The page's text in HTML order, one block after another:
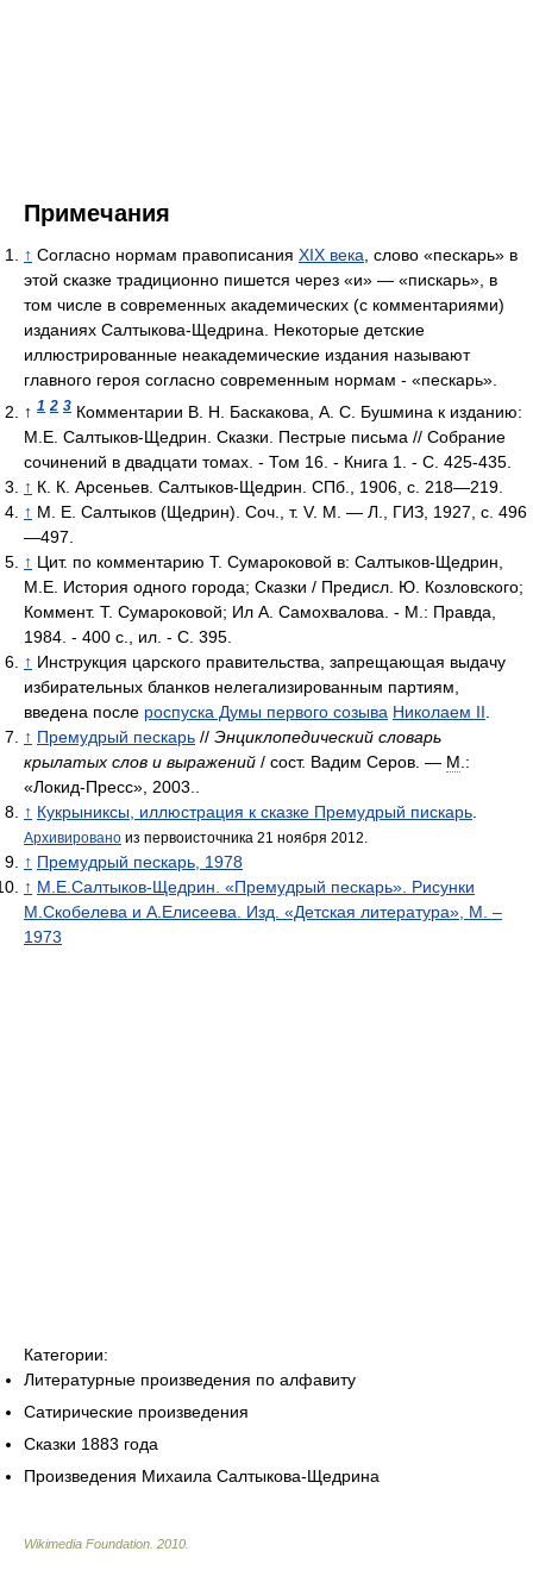
Примечания
↑ Согласно нормам правописания XIX века, слово «пескарь» в
этой сказке традиционно пишется через «и» — «пискарь», в
том числе в современных академических (с комментариями)
изданиях Салтыкова-Щедрина. Некоторые детские
иллюстрированные неакадемические издания называют
главного героя согласно современным нормам - «пескарь».
↑ 1 2 3 Комментарии В. Н. Баскакова, А. С. Бушмина к изданию:
М.Е. Салтыков-Щедрин. Сказки. Пестрые письма // Собрание
сочинений в двадцати томах. - Том 16. - Книга 1. - С. 425-435.
↑ К. К. Арсеньев. Салтыков-Щедрин. СПб., 1906, с. 218—219.
↑ М. Е. Салтыков (Щедрин). Соч., т. V. М. — Л., ГИЗ, 1927, с. 496
—497.
↑ Цит. по комментарию Т. Сумароковой в: Салтыков-Щедрин,
М.Е. История одного города; Сказки / Предисл. Ю. Козловского;
Коммент. Т. Сумароковой; Ил А. Самохвалова. - М.: Правда,
1984. - 400 с., ил. - С. 395.
↑ Инструкция царского правительства, запрещающая выдачу
избирательных бланков нелегализированным партиям,
введена после роспуска Думы первого созыва Николаем II
↑ Премудрый пескарь // Энциклопедический словарь
крылатых слов и выражений / сост. Вадим Серов. — М .:
«Локид-Пресс», 2003.
↑ Кукрыниксы, иллюстрация к сказке Премудрый пискарь
Архивировано из первоисточника 21 ноября 2012.
↑ Премудрый пескарь, 1978
↑ М.Е.Салтыков-Щедрин. «Премудрый пескарь». Рисунки
М.Скобелева и А.Елисеева. Изд. «Детская литература», М. –
1973
Категории:
Литературные произведения по алфавиту
Сатирические произведения
Сказки 1883 года
Произведения Михаила Салтыкова-Щедрина
Wikimedia Foundation 2010